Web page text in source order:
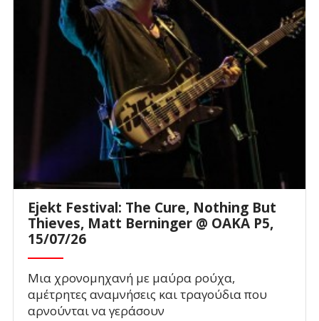
Ejekt Festival: The Cure, Nothing But
Thieves, Matt Berninger @ ΟΑΚΑ P5,
15/07/26
Μια χρονομηχανή με μαύρα ρούχα,
αμέτρητες αναμνήσεις και τραγούδια που
αρνούνται να γεράσουν